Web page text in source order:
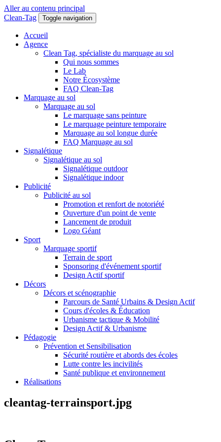
Aller au contenu principal
Clean-Tag
Toggle navigation
Accueil
Agence
Clean Tag, spécialiste du marquage au sol
Qui nous sommes
Le Lab
Notre Écosystème
FAQ Clean-Tag
Marquage au sol
Marquage au sol
Le marquage sans peinture
Le marquage peinture temporaire
Marquage au sol longue durée
FAQ Marquage au sol
Signalétique
Signalétique au sol
Signalétique outdoor
Signalétique indoor
Publicité
Publicité au sol
Promotion et renfort de notoriété
Ouverture d'un point de vente
Lancement de produit
Logo Géant
Sport
Marquage sportif
Terrain de sport
Sponsoring d'événement sportif
Design Actif sportif
Décors
Décors et scénographie
Parcours de Santé Urbains & Design Actif
Cours d'écoles & Éducation
Urbanisme tactique & Mobilité
Design Actif & Urbanisme
Pédagogie
Prévention et Sensibilisation
Sécurité routière et abords des écoles
Lutte contre les incivilités
Santé publique et environnement
Réalisations
cleantag-terrainsport.jpg